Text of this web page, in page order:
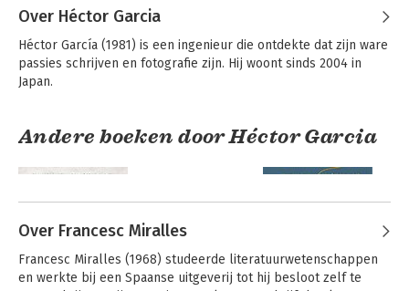
Over Héctor Garcia
Héctor García (1981) is een ingenieur die ontdekte dat zijn ware
passies schrijven en fotografie zijn. Hij woont sinds 2004 in
Japan.
Andere boeken door Héctor Garcia
Over Francesc Miralles
Francesc Miralles (1968) studeerde literatuurwetenschappen
en werkte bij een Spaanse uitgeverij tot hij besloot zelf te